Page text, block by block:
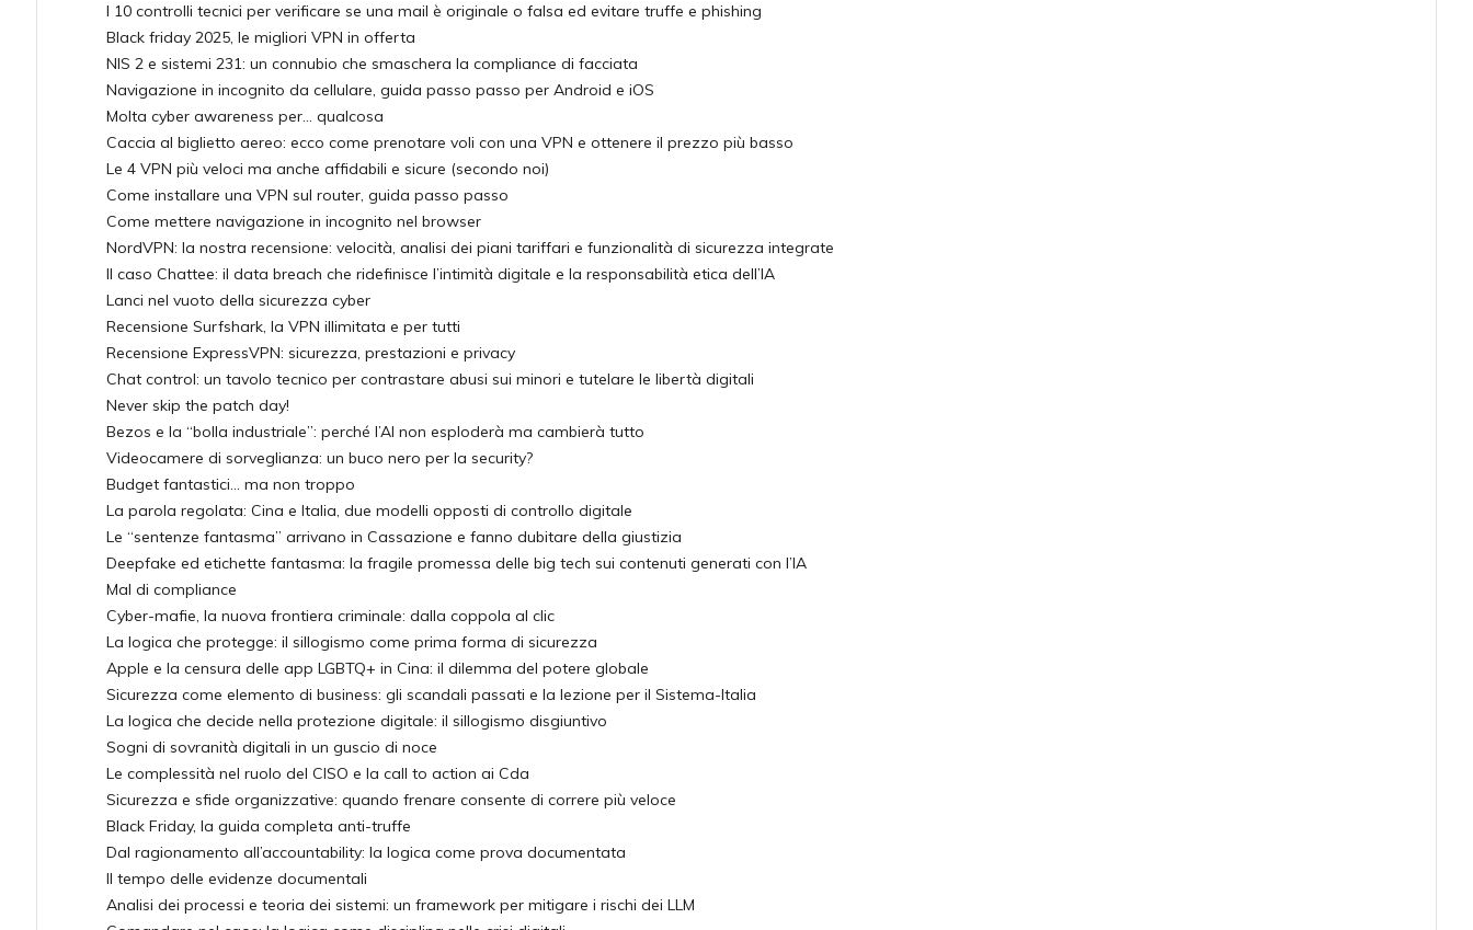
I 10 controlli tecnici per verificare se una mail è originale o falsa ed evitare truffe e phishing
Black friday 2025, le migliori VPN in offerta
NIS 2 e sistemi 231: un connubio che smaschera la compliance di facciata
Navigazione in incognito da cellulare, guida passo passo per Android e iOS
Molta cyber awareness per... qualcosa
Caccia al biglietto aereo: ecco come prenotare voli con una VPN e ottenere il prezzo più basso
Le 4 VPN più veloci ma anche affidabili e sicure (secondo noi)
Come installare una VPN sul router, guida passo passo
Come mettere navigazione in incognito nel browser
NordVPN: la nostra recensione: velocità, analisi dei piani tariffari e funzionalità di sicurezza integrate
Il caso Chattee: il data breach che ridefinisce l’intimità digitale e la responsabilità etica dell’IA
Lanci nel vuoto della sicurezza cyber
Recensione Surfshark, la VPN illimitata e per tutti
Recensione ExpressVPN: sicurezza, prestazioni e privacy
Chat control: un tavolo tecnico per contrastare abusi sui minori e tutelare le libertà digitali
Never skip the patch day!
Bezos e la “bolla industriale”: perché l’AI non esploderà ma cambierà tutto
Videocamere di sorveglianza: un buco nero per la security?
Budget fantastici... ma non troppo
La parola regolata: Cina e Italia, due modelli opposti di controllo digitale
Le “sentenze fantasma” arrivano in Cassazione e fanno dubitare della giustizia
Deepfake ed etichette fantasma: la fragile promessa delle big tech sui contenuti generati con l’IA
Mal di compliance
Cyber-mafie, la nuova frontiera criminale: dalla coppola al clic
La logica che protegge: il sillogismo come prima forma di sicurezza
Apple e la censura delle app LGBTQ+ in Cina: il dilemma del potere globale
Sicurezza come elemento di business: gli scandali passati e la lezione per il Sistema-Italia
La logica che decide nella protezione digitale: il sillogismo disgiuntivo
Sogni di sovranità digitali in un guscio di noce
Le complessità nel ruolo del CISO e la call to action ai Cda
Sicurezza e sfide organizzative: quando frenare consente di correre più veloce
Black Friday, la guida completa anti-truffe
Dal ragionamento all’accountability: la logica come prova documentata
Il tempo delle evidenze documentali
Analisi dei processi e teoria dei sistemi: un framework per mitigare i rischi dei LLM